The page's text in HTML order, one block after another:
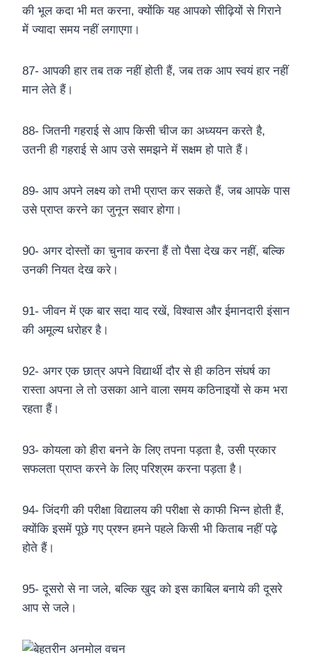
की भूल कदा भी मत करना, क्योंकि यह आपको सीढ़ियों से गिराने
में ज्यादा समय नहीं लगाएगा।
87- आपकी हार तब तक नहीं होती हैं, जब तक आप स्वयं हार नहीं
मान लेते हैं।
88- जितनी गहराई से आप किसी चीज का अध्ययन करते है,
उतनी ही गहराई से आप उसे समझने में सक्षम हो पाते हैं।
89- आप अपने लक्ष्य को तभी प्राप्त कर सकते हैं, जब आपके पास
उसे प्राप्त करने का जुनून सवार होगा।
90- अगर दोस्तों का चुनाव करना हैं तो पैसा देख कर नहीं, बल्कि
उनकी नियत देख करे।
91- जीवन में एक बार सदा याद रखें, विश्वास और ईमानदारी इंसान
की अमूल्य धरोहर है।
92- अगर एक छात्र अपने विद्यार्थी दौर से ही कठिन संघर्ष का
रास्ता अपना ले तो उसका आने वाला समय कठिनाइयों से कम भरा
रहता हैं।
93- कोयला को हीरा बनने के लिए तपना पड़ता है, उसी प्रकार
सफलता प्राप्त करने के लिए परिश्रम करना पड़ता है।
94- जिंदगी की परीक्षा विद्यालय की परीक्षा से काफी भिन्न होती हैं,
क्योंकि इसमें पूछे गए प्रश्न हमने पहले किसी भी किताब नहीं पढ़े
होते हैं।
95- दूसरो से ना जले, बल्कि खुद को इस काबिल बनाये की दूसरे
आप से जले।